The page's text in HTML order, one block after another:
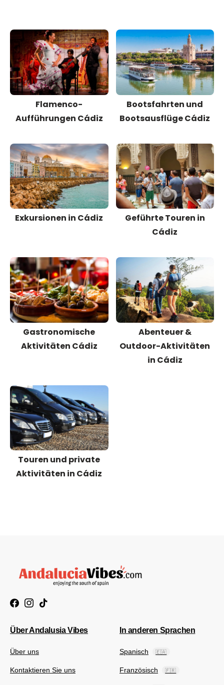
Flamenco-
Aufführungen Cádiz
Bootsfahrten und
Bootsausflüge Cádiz
Exkursionen in Cádiz
Geführte Touren in
Cádiz
Gastronomische
Aktivitäten Cádiz
Abenteuer &
Outdoor-Aktivitäten
in Cádiz
Touren und private
Aktivitäten in Cádiz
Über Andalusia Vibes
Über uns
Kontaktieren Sie uns
In anderen Sprachen
Spanisch 🇪🇦
Französisch 🇫🇷